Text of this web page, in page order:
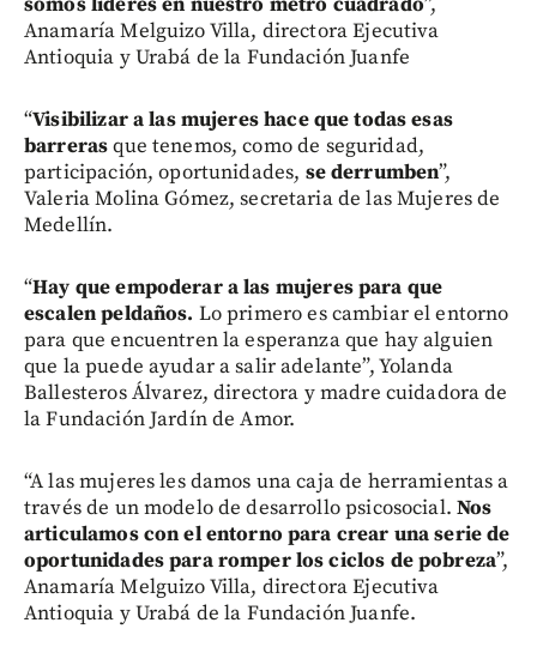
Anamaría Melguizo Villa, directora Ejecutiva
Antioquia y Urabá de la Fundación Juanfe
“Visibilizar a las mujeres hace que todas esas
barrerasque tenemos, como de seguridad,
participación, oportunidades, se derrumben”,
Valeria Molina Gómez, secretaria de las Mujeres de
Medellín.
“Hay que empoderar a las mujeres para que
escalen peldaños. Lo primero es cambiar el entorno
para que encuentren la esperanza que hay alguien
que la puede ayudar a salir adelante”, Yolanda
Ballesteros Álvarez, directora y madre cuidadora de
la Fundación Jardín de Amor.
“A las mujeres les damos una caja de herramientas a
través de un modelo de desarrollo psicosocial.Nos
articulamos con el entorno para crear una serie de
oportunidades para romper los ciclos de pobreza”,
Anamaría Melguizo Villa, directora Ejecutiva
Antioquia y Urabá de la Fundación Juanfe.